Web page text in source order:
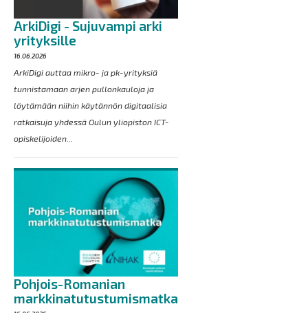
ArkiDigi - Sujuvampi arki
yrityksille
16.06.2026
ArkiDigi auttaa mikro- ja pk-yrityksiä
tunnistamaan arjen pullonkauloja ja
löytämään niihin käytännön digitaalisia
ratkaisuja yhdessä Oulun yliopiston ICT-
opiskelijoiden...
Pohjois-Romanian
markkinatutustumismatka